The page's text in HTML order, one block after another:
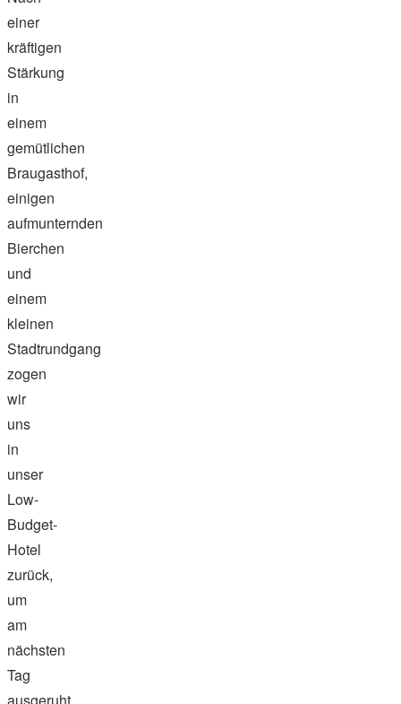
einer
kräftigen
Stärkung
in
einem
gemütlichen
Braugasthof,
einigen
aufmunternden
Bierchen
und
einem
kleinen
Stadtrundgang
zogen
wir
uns
in
unser
Low-
Budget-
Hotel
zurück,
um
am
nächsten
Tag